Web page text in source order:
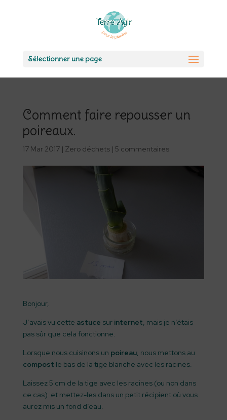
Sélectionner une page
Comment faire repousser un
poireaux.
17 Mar 2017| Zero déchets| 5 commentaires
Bonjour,
J’avais vu cette astuce sur internet, mais je n’étais
pas sûr que cela fonctionne.
Lorsque nous cuisinons un poireau, nous mettons au
compost le bas de la tige blanche avec les racines.
Laissez 5 cm de la tige avec les racines (ou non dans
ce cas) et mettez-les dans un petit récipient où vous
aurez mis un fond d’eau.